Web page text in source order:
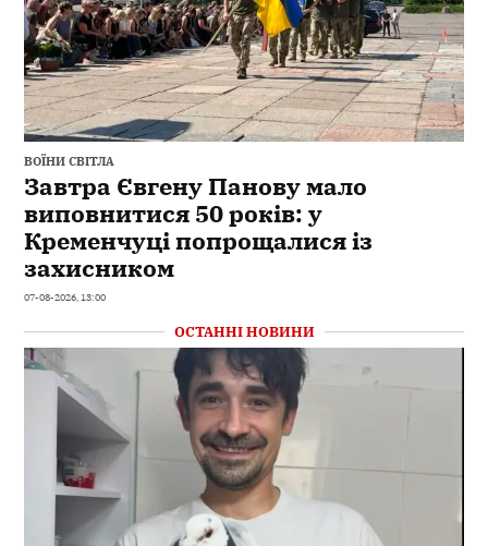
ВОЇНИ СВІТЛА
Завтра Євгену Панову мало
виповнитися 50 років: у
Кременчуці попрощалися із
захисником
07-08-2026, 13:00
ОСТАННІ НОВИНИ